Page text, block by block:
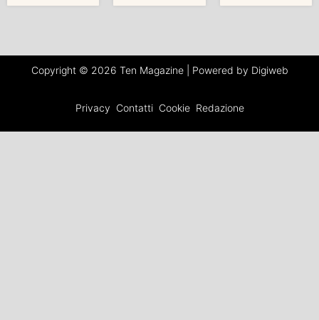
Copyright © 2026 Ten Magazine | Powered by Digiweb
Privacy Contatti Cookie Redazione